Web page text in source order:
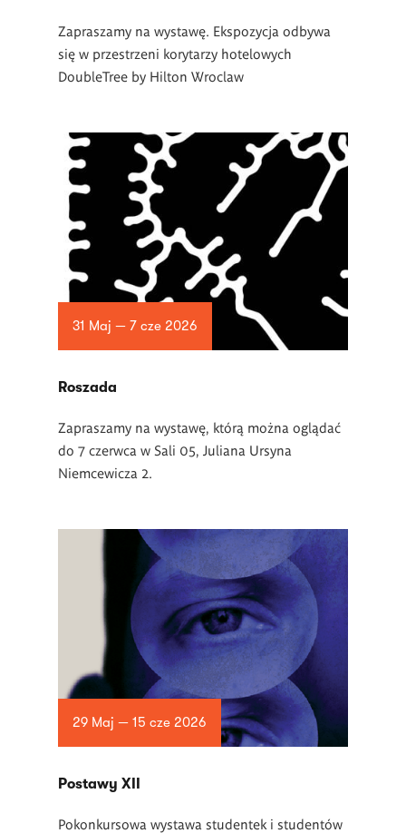
Zapraszamy na wystawę. Ekspozycja odbywa
się w przestrzeni korytarzy hotelowych
DoubleTree by Hilton Wroclaw
31 Maj — 7 cze 2026
Roszada
Zapraszamy na wystawę, którą można oglądać
do 7 czerwca w Sali 05, Juliana Ursyna
Niemcewicza 2.
29 Maj — 15 cze 2026
Postawy XII
Pokonkursowa wystawa studentek i studentów